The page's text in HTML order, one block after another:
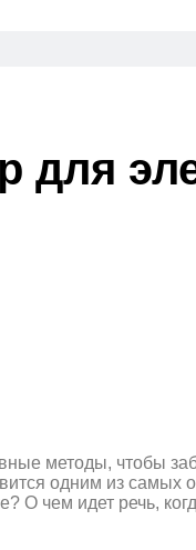
для
методы, чтобы
одним из
О чем идет речь,